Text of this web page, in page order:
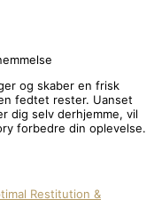
og skaber en frisk
fedtet rester. Uanset
dig selv derhjemme, vil
forbedre din oplevelse.